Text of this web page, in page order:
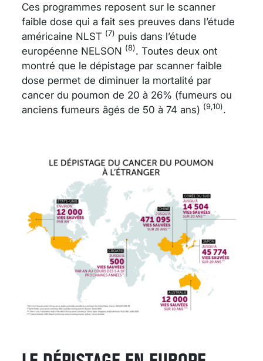
Ces programmes reposent sur le scanner
faible dose qui a fait ses preuves dans l’étude
américaine NLST (7) puis dans l’étude
européenne NELSON (8). Toutes deux ont
montré que le dépistage par scanner faible
dose permet de diminuer la mortalité par
cancer du poumon de 20 à 26% (fumeurs ou
anciens fumeurs âgés de 50 à 74 ans) (9,10).